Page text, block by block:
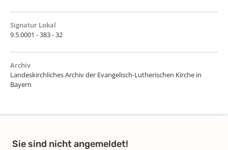
Signatur Lokal
9.5.0001 - 383 - 32
Archiv
Landeskirchliches Archiv der Evangelisch-Lutherischen Kirche in
Bayern
Sie sind nicht angemeldet!